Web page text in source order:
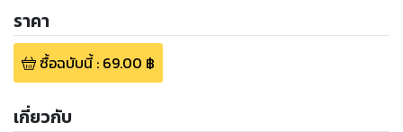
ราคา
ซื้อฉบับนี้: 69.00 ฿
เกี่ยวกับ